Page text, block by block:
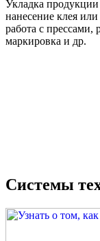
Укладка продукции
нанесение клея или
работа с прессами,
маркировка и др.
Системы